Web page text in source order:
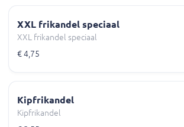
XXL frikandel speciaal
XXL frikandel speciaal
€ 4,75
Kipfrikandel
Kipfrikandel